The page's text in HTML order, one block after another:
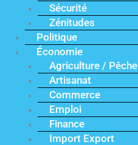
Sécurité
Zénitudes
Politique
Économie
Agriculture / Pêche
Artisanat
Commerce
Emploi
Finance
Import Export